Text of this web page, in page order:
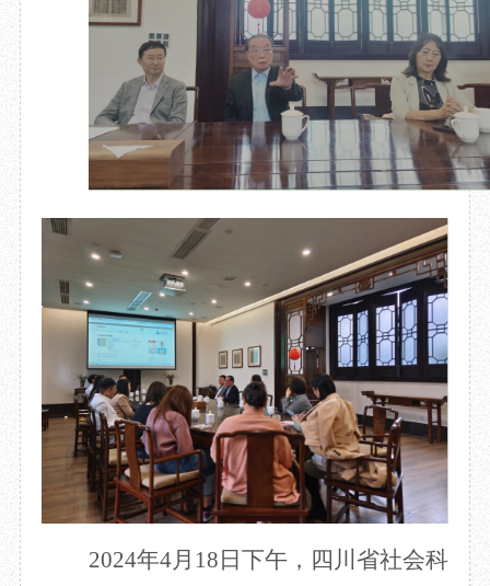
IP授权
草堂艺术中心
文创咨询
大廨
诗史堂
柴门
工部祠
少陵草堂碑亭
茅屋景区
唐代遗址
草堂影壁
大雅堂
万佛楼
草堂书院
2024年4月18日 下午 ，四川省社会科